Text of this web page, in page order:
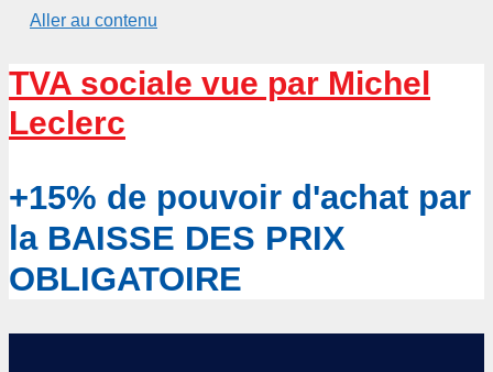
Aller au contenu
TVA sociale vue par Michel
Leclerc
+15% de pouvoir d'achat par
la BAISSE DES PRIX
OBLIGATOIRE